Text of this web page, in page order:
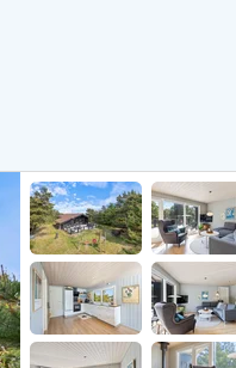
i påskeferien
i sommerferien
i efterårsferien
i vinterferien
i juleferien
til nytår